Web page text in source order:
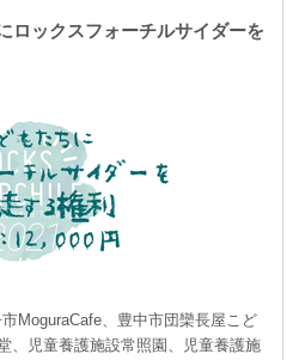
ックスフォーチルサイダーを
MoguraCafe、豊中市団欒長屋こど
、児童養護施設常照園、児童養護施